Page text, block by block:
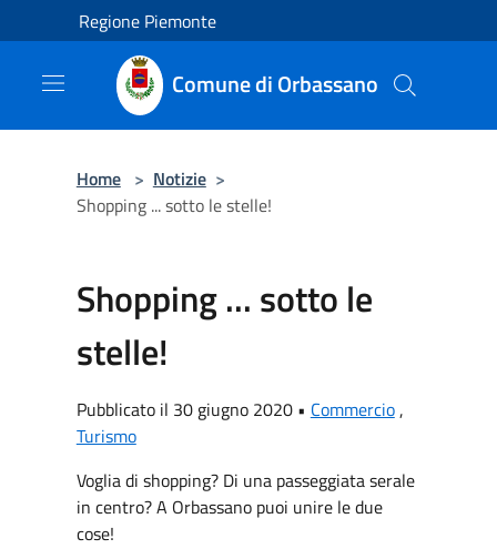
Salta al contenuto principale
Regione Piemonte
Comune di Orbassano
Home > Notizie >
Shopping ... sotto le stelle!
Shopping ... sotto le
stelle!
Pubblicato il 30 giugno 2020 • Commercio,
Turismo
Voglia di shopping? Di una passeggiata serale
in centro? A Orbassano puoi unire le due
cose!